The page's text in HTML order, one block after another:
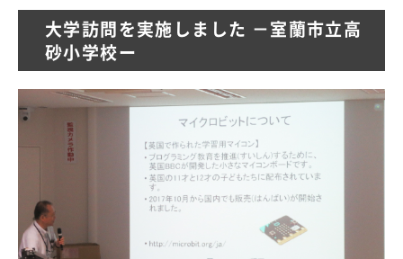
大学訪問を実施しました －室蘭市立高
砂小学校ー